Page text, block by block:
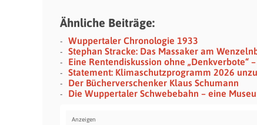
Ähnliche Beiträge:
Wuppertaler Chronologie 1933
Stephan Stracke: Das Massaker am
Eine Rentendiskussion ohne „Denkverbote“
Statement: Klimaschutzprogramm 2026
Der Bücherverschenker Klaus Schumann
Die Wuppertaler Schwebebahn – eine